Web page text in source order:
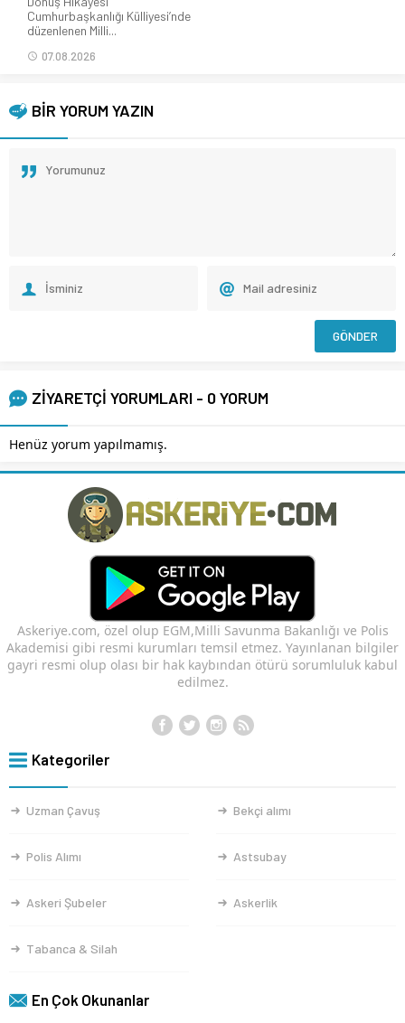
Cumhurbaşkanlığı Külliyesi’nde
düzenlenen Milli...
07.08.2026
BİR YORUM YAZIN
ZİYARETÇİ YORUMLARI - 0 YORUM
Henüz yorum yapılmamış.
Askeriye.com, özel olup EGM,Milli Savunma Bakanlığı ve Polis
Akademisi gibi resmi kurumları temsil etmez. Yayınlanan bilgiler
gayri resmi olup olası bir hak kaybından ötürü sorumluluk kabul
edilmez.
Kategoriler
Uzman Çavuş Bekçi alımı
Polis Alımı Astsubay
Askeri Şubeler Askerlik
Tabanca & Silah
En Çok Okunanlar